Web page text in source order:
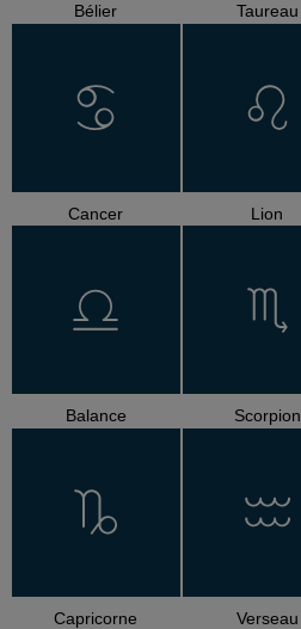
Bélier Taureau
Cancer Lion
Balance Scorpion
Capricorne Verseau